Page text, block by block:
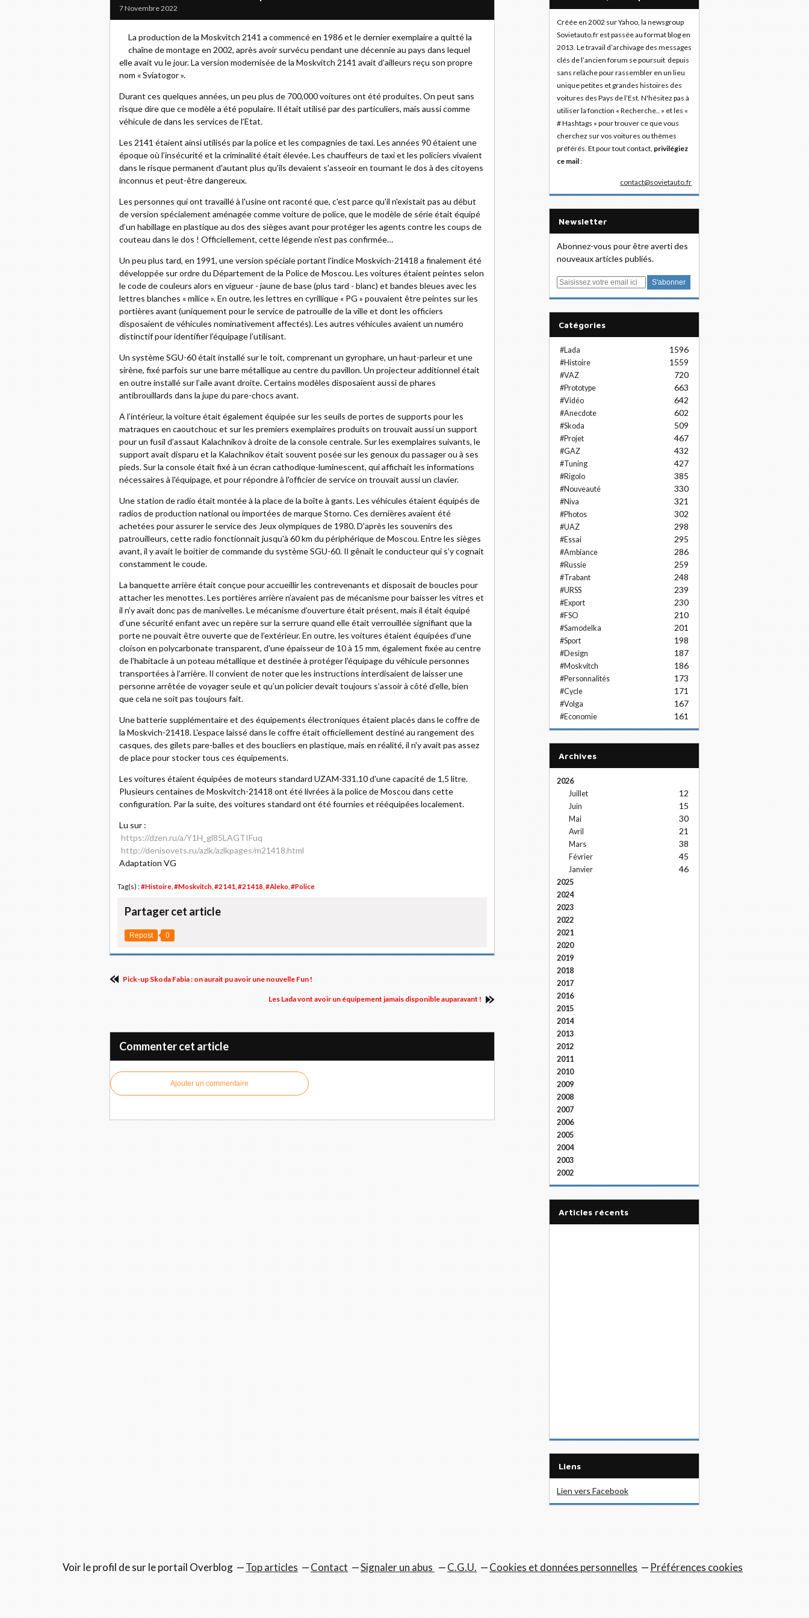
7 Novembre 2022
La production de la Moskvitch 2141 a commencé en 1986 et le dernier exemplaire a quitté la
chaîne de montage en 2002, après avoir survécu pendant une décennie au pays dans lequel
elle avait vu le jour. La version modernisée de la Moskvitch 2141 avait d’ailleurs reçu son propre
nom « Sviatogor ».
Durant ces quelques années, un peu plus de 700,000 voitures ont été produites. On peut sans
risque dire que ce modèle a été populaire. Il était utilisé par des particuliers, mais aussi comme
véhicule de dans les services de l’Etat.
Les 2141 étaient ainsi utilisés par la police et les compagnies de taxi. Les années 90 étaient une
époque où l’insécurité et la criminalité était élevée. Les chauffeurs de taxi et les policiers vivaient
dans le risque permanent d'autant plus qu'ils devaient s'asseoir en tournant le dos à des citoyens
inconnus et peut-être dangereux.
Les personnes qui ont travaillé à l'usine ont raconté que, c'est parce qu'il n'existait pas au début
de version spécialement aménagée comme voiture de police, que le modèle de série était équipé
d’un habillage en plastique au dos des sièges avant pour protéger les agents contre les coups de
couteau dans le dos ! Officiellement, cette légende n'est pas confirmée…
Un peu plus tard, en 1991, une version spéciale portant l'indice Moskvich-21418 a finalement été
développée sur ordre du Département de la Police de Moscou. Les voitures étaient peintes selon
le code de couleurs alors en vigueur - jaune de base (plus tard - blanc) et bandes bleues avec les
lettres blanches « milice ». En outre, les lettres en cyrillique « PG » pouvaient être peintes sur les
portières avant (uniquement pour le service de patrouille de la ville et dont les officiers
disposaient de véhicules nominativement affectés). Les autres véhicules avaient un numéro
distinctif pour identifier l’équipage l’utilisant.
Un système SGU-60 était installé sur le toit, comprenant un gyrophare, un haut-parleur et une
sirène, fixé parfois sur une barre métallique au centre du pavillon. Un projecteur additionnel était
en outre installé sur l’aile avant droite. Certains modèles disposaient aussi de phares
antibrouillards dans la jupe du pare-chocs avant.
A l’intérieur, la voiture était également équipée sur les seuils de portes de supports pour les
matraques en caoutchouc et sur les premiers exemplaires produits on trouvait aussi un support
pour un fusil d’assaut Kalachnikov à droite de la console centrale. Sur les exemplaires suivants, le
support avait disparu et la Kalachnikov était souvent posée sur les genoux du passager ou à ses
pieds. Sur la console était fixé à un écran cathodique-luminescent, qui affichait les informations
nécessaires à l'équipage, et pour répondre à l'officier de service on trouvait aussi un clavier.
Une station de radio était montée à la place de la boîte à gants. Les véhicules étaient équipés de
radios de production national ou importées de marque Storno. Ces dernières avaient été
achetées pour assurer le service des Jeux olympiques de 1980. D'après les souvenirs des
patrouilleurs, cette radio fonctionnait jusqu'à 60 km du périphérique de Moscou. Entre les sièges
avant, il y avait le boitier de commande du système SGU-60. Il gênait le conducteur qui s’y cognait
constamment le coude.
La banquette arrière était conçue pour accueillir les contrevenants et disposait de boucles pour
attacher les menottes. Les portières arrière n’avaient pas de mécanisme pour baisser les vitres et
il n’y avait donc pas de manivelles. Le mécanisme d’ouverture était présent, mais il était équipé
d’une sécurité enfant avec un repère sur la serrure quand elle était verrouillée signifiant que la
porte ne pouvait être ouverte que de l’extérieur. En outre, les voitures étaient équipées d’une
cloison en polycarbonate transparent, d'une épaisseur de 10 à 15 mm, également fixée au centre
de l’habitacle à un poteau métallique et destinée à protéger l'équipage du véhicule personnes
transportées à l’arrière. Il convient de noter que les instructions interdisaient de laisser une
personne arrêtée de voyager seule et qu’un policier devait toujours s’assoir à côté d’elle, bien
que cela ne soit pas toujours fait.
Une batterie supplémentaire et des équipements électroniques étaient placés dans le coffre de
la Moskvich-21418. L'espace laissé dans le coffre était officiellement destiné au rangement des
casques, des gilets pare-balles et des boucliers en plastique, mais en réalité, il n'y avait pas assez
de place pour stocker tous ces équipements.
Les voitures étaient équipées de moteurs standard UZAM-331.10 d'une capacité de 1,5 litre.
Plusieurs centaines de Moskvitch-21418 ont été livrées à la police de Moscou dans cette
configuration. Par la suite, des voitures standard ont été fournies et rééquipées localement.
Lu sur :
https://dzen.ru/a/Y1H_gl85LAGTIFuq
http://denisovets.ru/azlk/azlkpages/m21418.html
Adaptation VG
Tag(s) : #Histoire #Moskvitch #2141 #21418 #Aleko #Police
Partager cet article
Repost 0
Pick-up Skoda Fabia : on aurait pu avoir une nouvelle Fun !
Les Lada vont avoir un équipement jamais disponible auparavant !
Commenter cet article
Ajouter un commentaire
Créée en 2002 sur Yahoo, la newsgroup
Sovietauto.fr est passée au format blog en
2013. Le travail d’archivage des messages
clés de l’ancien forum se poursuit depuis
sans relâche pour rassembler en un lieu
unique petites et grandes histoires des
voitures des Pays de l’Est. N'hésitez pas à
utiliser la fonction « Recherche.. » et les «
# Hashtags » pour trouver ce que vous
cherchez sur vos voitures ou thèmes
préférés. Et pour tout contact, privilégiez
ce mail:
contact@sovietauto.fr
Newsletter
Abonnez-vous pour être averti des
nouveaux articles publiés.
E
Catégories
#Lada 1596
#Histoire 1559
#VAZ 720
#Prototype 663
#Vidéo 642
#Anecdote 602
#Skoda 509
#Projet 467
#GAZ 432
#Tuning 427
#Rigolo 385
#Nouveauté 330
#Niva 321
#Photos 302
#UAZ 298
#Essai 295
#Ambiance 286
#Russie 259
#Trabant 248
#URSS 239
#Export 230
#FSO 210
#Samodelka 201
#Sport 198
#Design 187
#Moskvitch 186
#Personnalités 173
#Cycle 171
#Volga 167
#Economie 161
Archives
2026
Juillet
12
Juin 15
Mai 30
Avril 21
Mars 38
Février 45
Janvier 46
2025
2024
2023
2022
2021
2020
2019
2018
2017
2016
2015
2014
2013
2012
2011
2010
2009
2008
2007
2006
2005
2004
2003
2002
articles récents
Liens
Lien vers Facebook
Voir le profil desur le portail Overblog Top articles Contact Signaler un abus C.G.U. Cookies et données personnelles Préférences cookies